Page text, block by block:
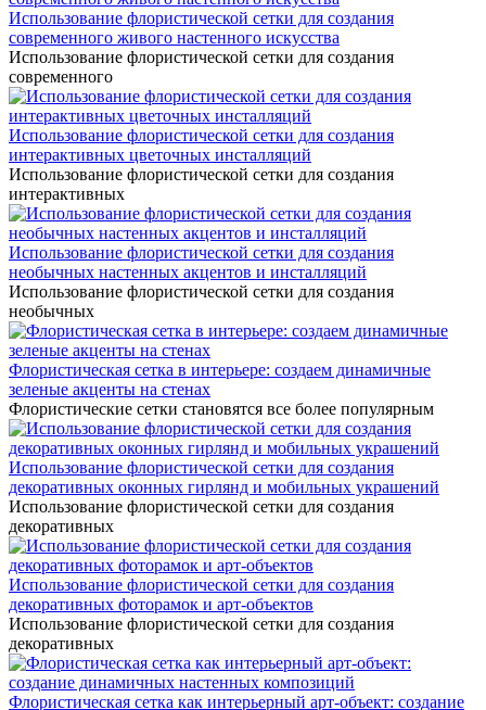
Использование флористической сетки для создания
современного живого настенного искусства
Использование флористической сетки для создания
современного
Использование флористической сетки для создания
интерактивных цветочных инсталляций
Использование флористической сетки для создания
интерактивных
Использование флористической сетки для создания
необычных настенных акцентов и инсталляций
Использование флористической сетки для создания
необычных
Флористическая сетка в интерьере: создаем динамичные
зеленые акценты на стенах
Флористические сетки становятся все более популярным
Использование флористической сетки для создания
декоративных оконных гирлянд и мобильных украшений
Использование флористической сетки для создания
декоративных
Использование флористической сетки для создания
декоративных фоторамок и арт-объектов
Использование флористической сетки для создания
декоративных
Флористическая сетка как интерьерный арт-объект: создание